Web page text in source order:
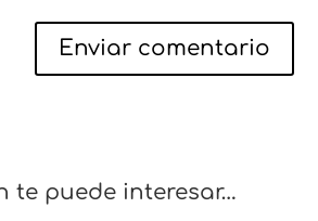
Enviar comentario
te puede interesar…